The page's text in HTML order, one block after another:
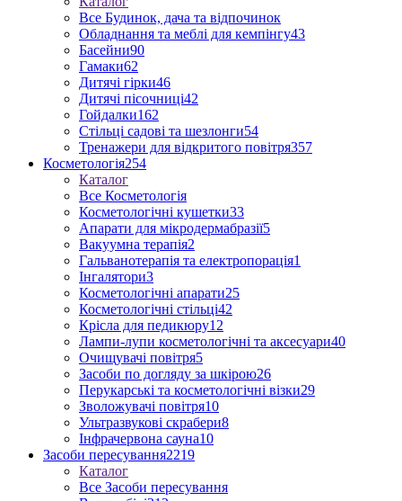
Все Будинок, дача та відпочинок
Обладнання та меблі для кемпінгу43
Басейни90
Гамаки62
Дитячі гірки46
Дитячі пісочниці42
Гойдалки162
Стільці садові та шезлонги54
Тренажери для відкритого повітря357
Косметологія254
Каталог
Все Косметологія
Косметологічні кушетки33
Апарати для мікродермабразії5
Вакуумна терапія2
Гальванотерапія та електропорація1
Інгалятори3
Косметологічні апарати25
Косметологічні стільці42
Крісла для педикюру12
Лампи-лупи косметологічні та аксесуари40
Очищувачі повітря5
Засоби по догляду за шкірою26
Перукарські та косметологічні візки29
Зволожувачі повітря10
Ультразвукові скрабери8
Інфрачервона сауна10
Засоби пересування2219
Каталог
Все Засоби пересування